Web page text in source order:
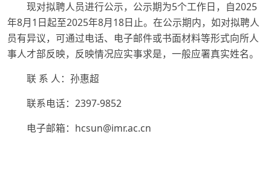
现对拟聘人员进行公示，公示期为5个工作日，自2025
年8月1日起至2025年8月18日止。在公示期内，如对拟聘人
员有异议，可通过电话、电子邮件或书面材料等形式向所人
事人才部反映，反映情况应实事求是，一般应署真实姓名。
联 系 人：孙惠超
联系电话：2397-9852
电子邮箱：hcsun@imr.ac.cn